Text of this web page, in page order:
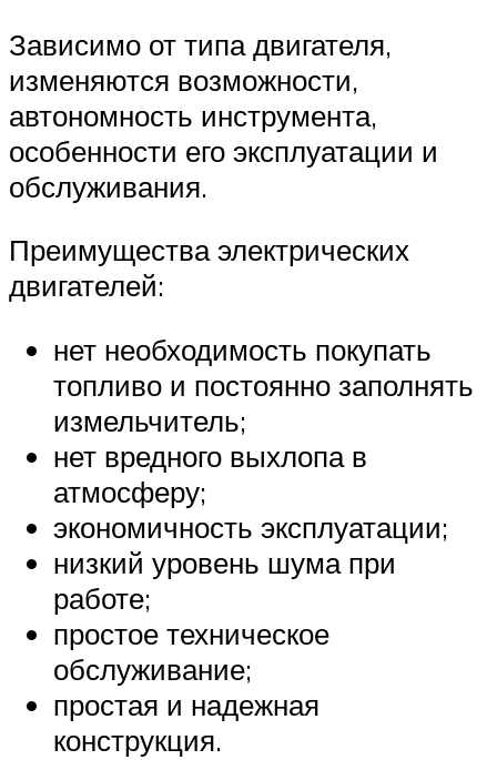
Зависимо от типа двигателя,
изменяются возможности,
автономность инструмента,
особенности его эксплуатации и
обслуживания.
Преимущества электрических
двигателей:
нет необходимость покупать
топливо и постоянно заполнять
измельчитель;
нет вредного выхлопа в
атмосферу;
экономичность эксплуатации;
низкий уровень шума при
работе;
простое техническое
обслуживание;
простая и надежная
конструкция.